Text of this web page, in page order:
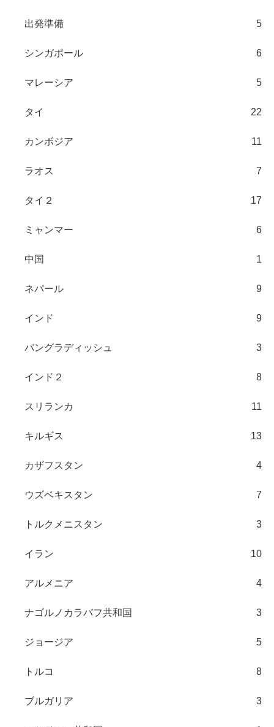
出発準備 5
シンガポール 6
マレーシア 5
タイ 22
カンボジア 11
ラオス 7
タイ２ 17
ミャンマー 6
中国 1
ネパール 9
インド 9
バングラディッシュ 3
インド２ 8
スリランカ 11
キルギス 13
カザフスタン 4
ウズベキスタン 7
トルクメニスタン 3
イラン 10
アルメニア 4
ナゴルノカラバフ共和国 3
ジョージア 5
トルコ 8
ブルガリア 3